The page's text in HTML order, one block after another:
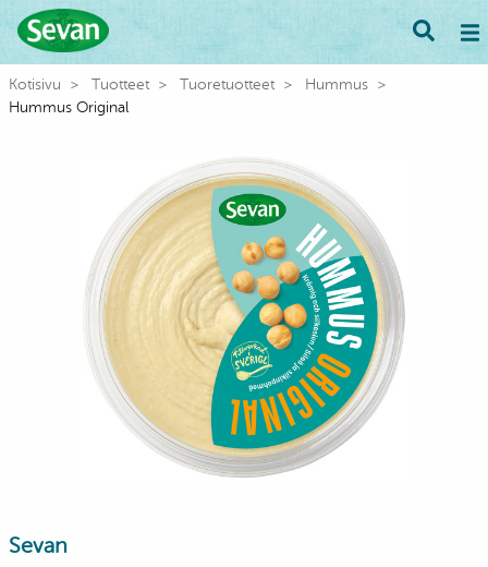
Kotisivu Tuotteet Tuoretuotteet
Hummus
Hummus Original
Sevan